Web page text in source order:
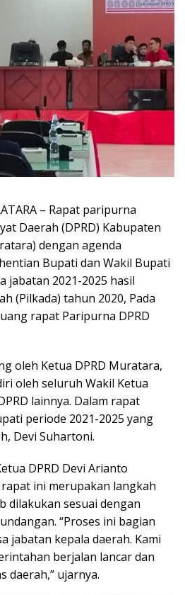
– Rapat paripurna
Daerah (DPRD) Kabupaten
dengan agenda
Bupati dan Wakil Bupati
jabatan 2021-2025 hasil
(Pilkada) tahun 2020, Pada
rapat Paripurna DPRD
oleh Ketua DPRD Muratara,
oleh seluruh Wakil Ketua
lainnya. Dalam rapat
periode 2021-2025 yang
Devi Suhartoni.
DPRD Devi Arianto
ini merupakan langkah
dilakukan sesuai dengan
“Proses ini bagian
jabatan kepala daerah. Kami
berjalan lancar dan
daerah,” ujarnya.